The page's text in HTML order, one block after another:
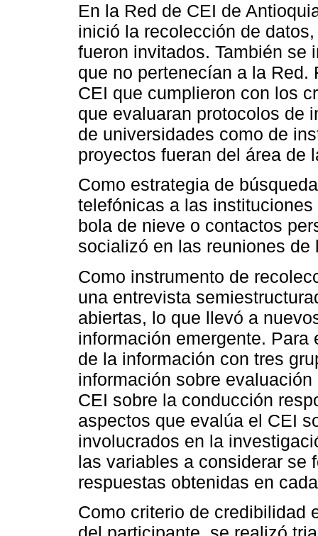
En la Red de CEI de
inició la recolección de
fueron invitados. También se
que no pertenecían a la Red.
CEI que cumplieron con los
que evaluaran protocolos de
de universidades como de
proyectos fueran del área de
Como estrategia de
telefónicas a las
bola de nieve o contactos
socializó en las reuniones
Como instrumento de
una entrevista
abiertas, lo que llevó a
información emergente.
de la información con tres
información sobre
CEI sobre la conducción
aspectos que evalúa el CEI
involucrados en la
las variables a considerar se
respuestas obtenidas en
Como criterio de credibilidad